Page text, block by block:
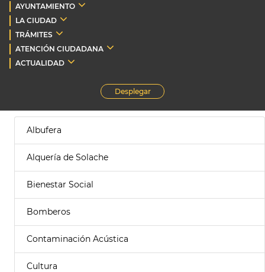
AYUNTAMIENTO
LA CIUDAD
TRÁMITES
ATENCIÓN CIUDADANA
ACTUALIDAD
Desplegar
Albufera
Alquería de Solache
Bienestar Social
Bomberos
Contaminación Acústica
Cultura